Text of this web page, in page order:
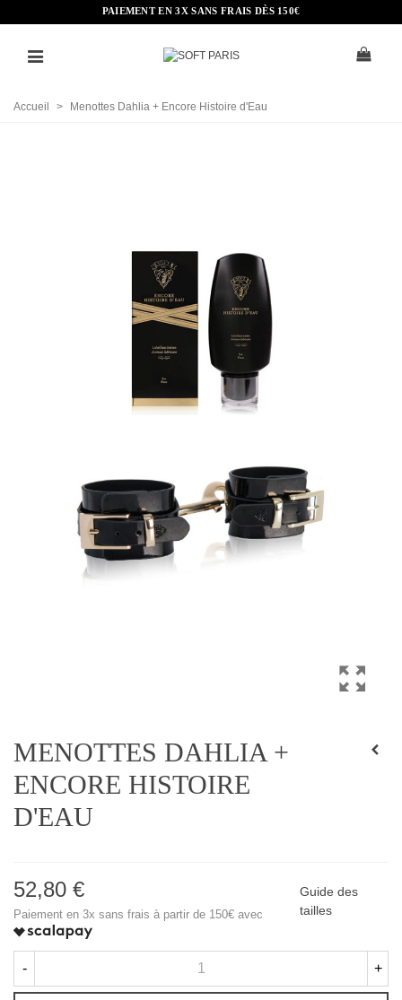
PAIEMENT EN 3X SANS FRAIS DÈS 150€
Accueil > Menottes Dahlia + Encore Histoire d'Eau
MENOTTES DAHLIA +
ENCORE HISTOIRE
D'EAU
52,80 €
Paiement en 3x sans frais à partir de 150€ avec
Guide des
tailles
- +